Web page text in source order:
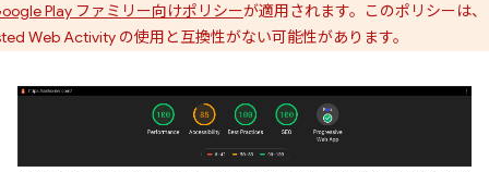
Play ファミリー向けポリシーが適用されます。このポリシーは、
Web Activity の使用と互換性がない可能性があります。